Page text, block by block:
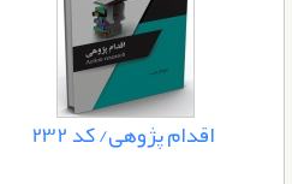
اقدام پژوهی/ کد 232